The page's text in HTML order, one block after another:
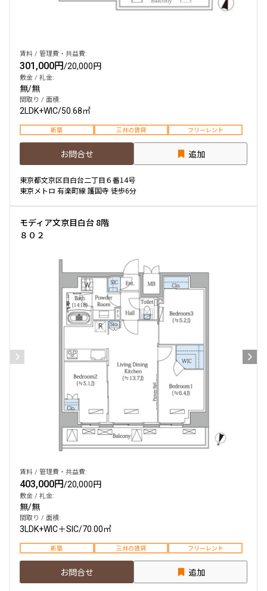
賃料 / 管理費・共益費:
301,000円/20,000円
敷金 / 礼金:
無/無
間取り / 面積:
2LDK+WIC/50.68㎡
新築 三井の賃貸 フリーレント
お問合せ 追加
東京都文京区目白台二丁目６番14号
東京メトロ 有楽町線 護国寺 徒歩6分
モディア文京目白台 8階
８０２
賃料 / 管理費・共益費:
403,000円/20,000円
敷金 / 礼金:
無/無
間取り / 面積:
3LDK+WIC＋SIC/70.00㎡
新築 三井の賃貸 フリーレント
お問合せ 追加